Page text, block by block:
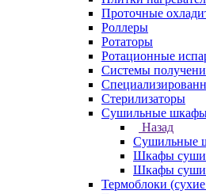
Проточные
Роллеры
Ротаторы
Ротационные
Системы
Стерилизаторы
Сушильные
Назад
Сушильные
Шкафы
Шкафы
Термоблоки